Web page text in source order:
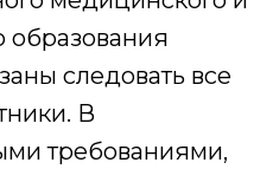
образования
следовать все
В
требованиями,
ваш